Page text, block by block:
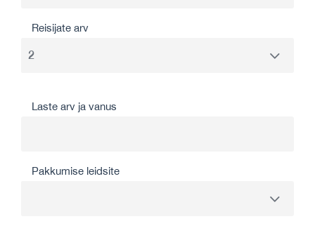
Reisijate arv
Laste arv ja vanus
Pakkumise leidsite